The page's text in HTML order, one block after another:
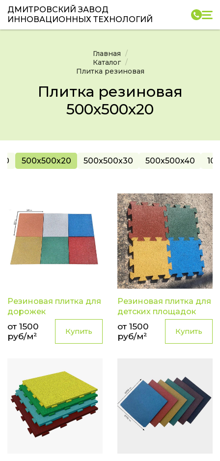
ДМИТРОВСКИЙ ЗАВОД
ИННОВАЦИОННЫХ ТЕХНОЛОГИЙ
Главная
Каталог
Плитка резиновая
Плитка резиновая
500х500х20
500x500x20 500x500x30 500x500x40
Резиновая плитка для
дорожек
от 1500
руб/м²
Купить
Резиновая плитка для
детских площадок
от 1500
руб/м²
Купить